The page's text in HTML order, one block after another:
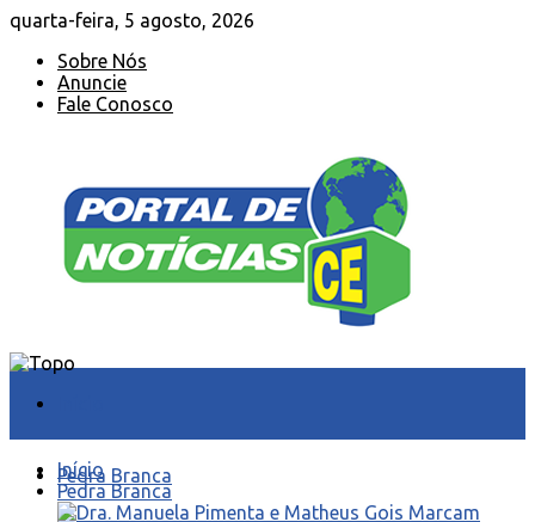
quarta-feira, 5 agosto, 2026
Sobre Nós
Anuncie
Fale Conosco
Pedra Branca
Início
Pedra Branca